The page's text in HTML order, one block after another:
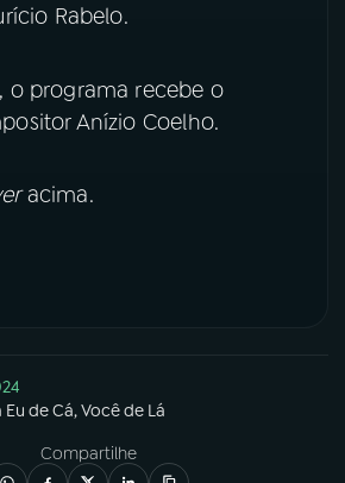
MÚSICA
NACIONAL
Rabelo.
o programa recebe o
Anízio Coelho.
acima.
Eu de Cá, Você de Lá
Compartilhe